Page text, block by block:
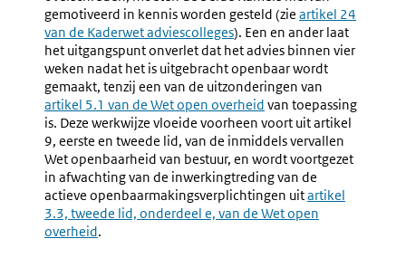
gemotiveerd in kennis worden gesteld (zie Externe
link:
artikel 24
van de Kaderwet adviescolleges). Een en ander laat
het uitgangspunt onverlet dat het advies binnen vier
weken nadat het is uitgebracht openbaar wordt
gemaakt, tenzij een van de uitzonderingen van
link:
artikel 5.1 van de Wet open overheid van toepassing
is. Deze werkwijze vloeide voorheen voort uit artikel
9, eerste en tweede lid, van de inmiddels vervallen
Wet openbaarheid van bestuur, en wordt voortgezet
in afwachting van de inwerkingtreding van de
actieve openbaarmakingsverplichtingen uitExterne
link:
artikel
3.3, tweede lid, onderdeel e, van de Wet open
overheid.